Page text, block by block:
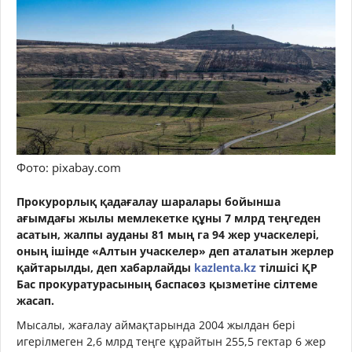
Фото: pixabay.com
Прокурорлық қадағалау шаралары бойынша
ағымдағы жылы мемлекетке құны 7 млрд теңгеден
асатын, жалпы ауданы 81 мың га 94 жер учаскелері,
оның ішінде «Алтын учаскелер» деп аталатын жерлер
қайтарылды, деп хабарлайды kazlenta.kz тілшісі ҚР
Бас прокуратурасының баспасөз қызметіне сілтеме
жасап.
Мысалы, жағалау аймақтарында 2004 жылдан бері
игерілмеген 2,6 млрд теңге құрайтын 255,5 гектар 6 жер